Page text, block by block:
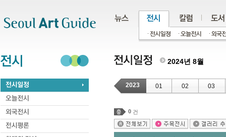
2024년 8월
2023 01 02 03
0 건